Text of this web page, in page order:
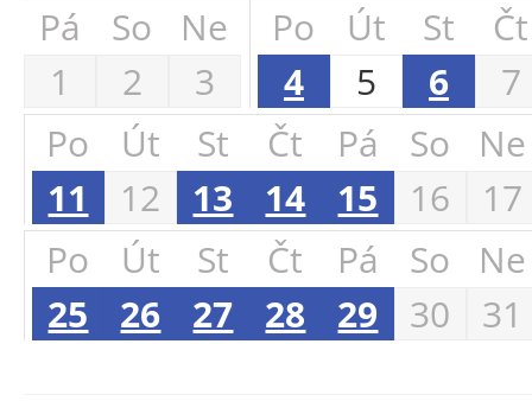
Pá So
Ne
1
2 3
Po Út St
Čt
4
5 6
7
Po
Út St Čt Pá So
Ne
11
12 13 14 15 16
17
Po
Út St Čt Pá So
Ne
25
26 27 28 29 30 31